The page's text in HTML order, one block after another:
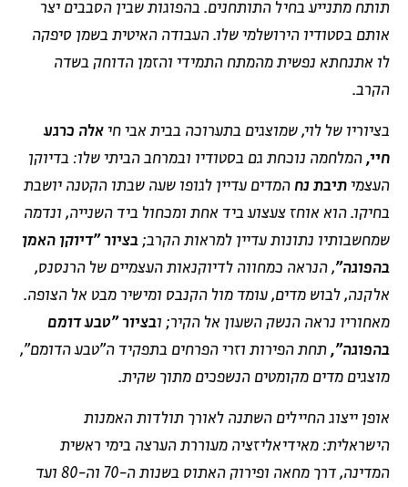
תותח מתנייע בחיל התותחנים. בהפוגות שבין הסבבים יצר
אותם בסטודיו הירושלמי שלו. העבודה האיטית בשמן סיפקה
לו אתנחתא נפשית מהמתח התמידי והזמן הדוחק בשדה
הקרב.
בציוריו של לוי, שמוצגים בתערוכה בבית אבי חי אלה כרגע
חיי, המלחמה נוכחת גם בסטודיו ובמרחב הביתי שלו: בדיוקן
העצמי תיבת נח המדים עדיין לגופו שעה שבתו הקטנה יושבת
בחיקו. הוא אוחז צעצוע ביד אחת ומכחול ביד השנייה, ונדמה
שמחשבותיו נתונות עדיין למראות הקרב; בציור "דיוקן האמן
בהפוגה", הנראה כמחווה לדיוקנאות העצמיים של הרנסנס,
אלקנה, לבוש מדים, עומד מול הקנבס ומישיר מבט אל הצופה.
מאחוריו נראה הנשק השעון אל הקיר; ובציור "טבע דומם
בהפוגה", תחת הפירות וזרי הפרחים בתפקיד ה"טבע הדומם",
מוצגים מדים מקומטים הנשפכים מתוך שקית.
אופן ייצוג החיילים השתנה לאורך תולדות האמנות
הישראלית: מאידיאליזציה מעוררת הערצה בימי ראשית
המדינה, דרך מחאה ופירוק האתוס בשנות ה-70 וה-80 ועד